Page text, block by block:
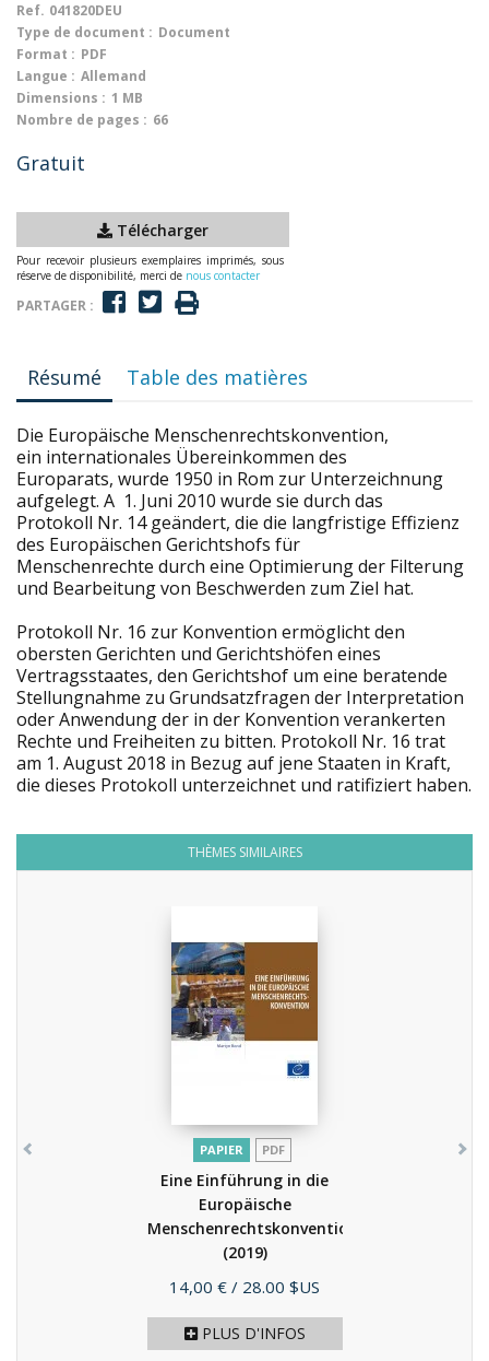
Ref. 041820DEU
Type de document : Document
Format : PDF
Langue : Allemand
Dimensions : 1 MB
Nombre de pages : 66
Gratuit
Télécharger
Pour recevoir plusieurs exemplaires imprimés, sous
réserve de disponibilité, merci de nous contacter
PARTAGER :
Résumé Table des matières
Die Europäische Menschenrechtskonvention,
ein internationales Übereinkommen des
Europarats, wurde 1950 in Rom zur Unterzeichnung
aufgelegt. A 1. Juni 2010 wurde sie durch das
Protokoll Nr. 14 geändert, die die langfristige Effizienz
des Europäischen Gerichtshofs für
Menschenrechte durch eine Optimierung der Filterung
und Bearbeitung von Beschwerden zum Ziel hat.
Protokoll Nr. 16 zur Konvention ermöglicht den
obersten Gerichten und Gerichtshöfen eines
Vertragsstaates, den Gerichtshof um eine beratende
Stellungnahme zu Grundsatzfragen der Interpretation
oder Anwendung der in der Konvention verankerten
Rechte und Freiheiten zu bitten. Protokoll Nr. 16 trat
am 1. August 2018 in Bezug auf jene Staaten in Kraft,
die dieses Protokoll unterzeichnet und ratifiziert haben.
THÈMES SIMILAIRES
PAPIER PDF
Eine Einführung in die
Europäische
Menschenrechtskonvention
(2019)
Prix
14,00 € / 28.00 $US
PLUS D'INFOS